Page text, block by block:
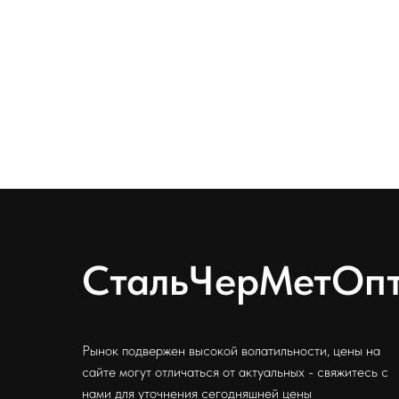
Рынок подвержен высокой волатильности, цены на
сайте могут отличаться от актуальных - свяжитесь с
нами для уточнения сегодняшней цены